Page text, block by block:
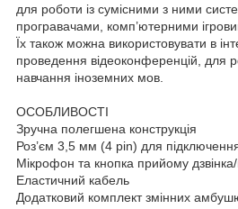
для роботи із сумісними з ними
програвачами, комп’ютерними
Їх також можна використовувати в
проведення відеоконференцій, для
навчання іноземних мов.
ОСОБЛИВОСТІ
Зручна полегшена конструкція
Роз’єм 3,5 мм (4 pin) для
Мікрофон та кнопка прийому
Еластичний кабель
Додатковий комплект змінних